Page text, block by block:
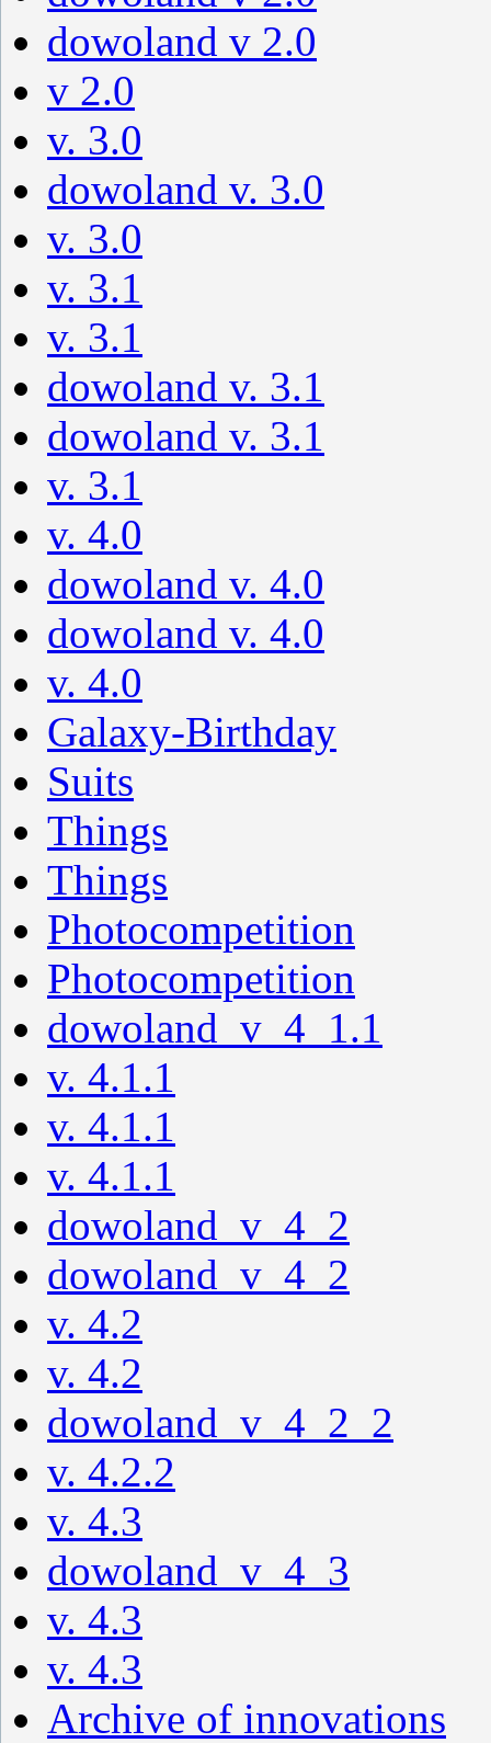
dowoland v 2.0
v 2.0
v. 3.0
dowoland v. 3.0
v. 3.0
v. 3.1
v. 3.1
dowoland v. 3.1
dowoland v. 3.1
v. 3.1
v. 4.0
dowoland v. 4.0
dowoland v. 4.0
v. 4.0
Galaxy-Birthday
Suits
Things
Things
Photocompetition
Photocompetition
dowoland_v_4_1.1
v. 4.1.1
v. 4.1.1
v. 4.1.1
dowoland_v_4_2
dowoland_v_4_2
v. 4.2
v. 4.2
dowoland_v_4_2_2
v. 4.2.2
v. 4.3
dowoland_v_4_3
v. 4.3
v. 4.3
Archive of innovations